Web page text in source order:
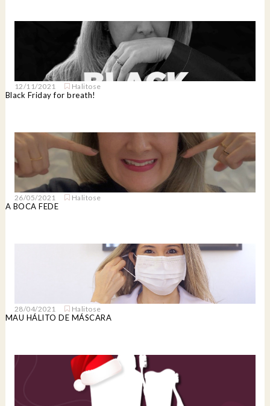
12/11/2021 Halitose
Black Friday for breath!
26/05/2021 Halitose
A BOCA FEDE
28/04/2021 Halitose
MAU HÁLITO DE MÁSCARA